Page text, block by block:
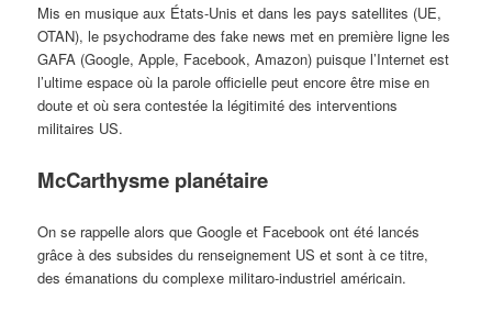
Mis en musique aux États-Unis et dans les pays satellites (UE,
OTAN), le psychodrame des fake news met en première ligne les
GAFA (Google, Apple, Facebook, Amazon) puisque l’Internet est
l’ultime espace où la parole officielle peut encore être mise en
doute et où sera contestée la légitimité des interventions
militaires US.
McCarthysme planétaire
On se rappelle alors que Google et Facebook ont été lancés
grâce à des subsides du renseignement US et sont à ce titre,
des émanations du complexe militaro-industriel américain.